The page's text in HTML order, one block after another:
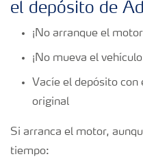
el depósito de
¡No arranque el
¡No mueva el
Vacíe el depósito con
original
Si arranca el motor,
tiempo: